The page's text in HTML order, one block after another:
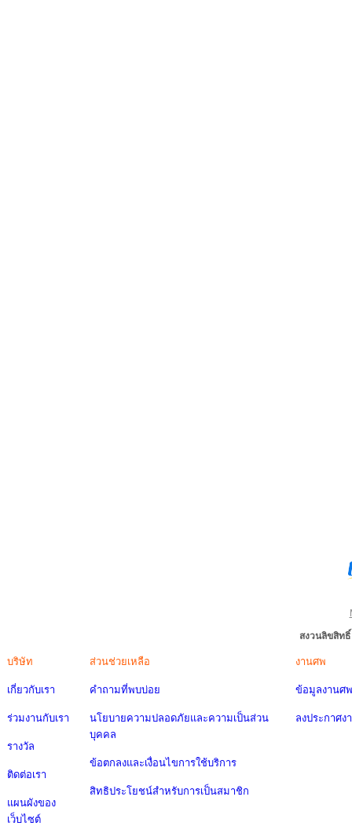
สงวนลิขสิท
บริษัท
เกี่ยวกับเรา
ร่วมงานกับเรา
รางวัล
ติดต่อเรา
แผนผังของ
เว็บไซต์
ส่วนช่วยเหลือ
คำถามที่พบบ่อย
นโยบายความปลอดภัยและความเป็นส่วน
บุคคล
ข้อตกลงและเงื่อนไขการใช้บริการ
สิทธิประโยชน์สำหรับการเป็นสมาชิก
งานศพ
ข้อมูลงานศพ
ลงประกาศง